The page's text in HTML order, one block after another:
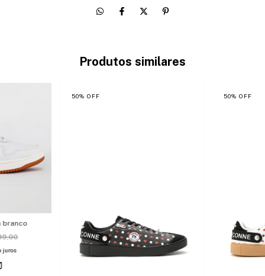
Produtos similares
branco
juros
50% OFF 50%OFF